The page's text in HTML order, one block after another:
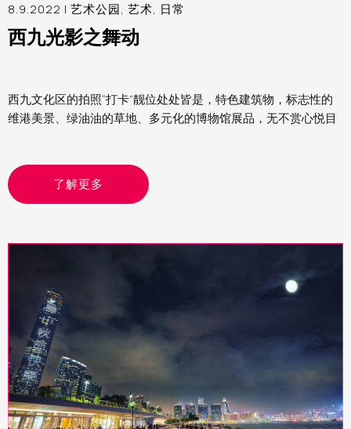
8.9.2022 | 艺术公园, 艺术, 日常
西九光影之舞动
西九文化区的拍照“打卡”靓位处处皆是，特色建筑物，标志性的
维港美景、绿油油的草地、多元化的博物馆展品，无不赏心悦目
了解更多